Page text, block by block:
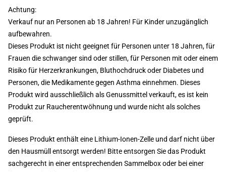
Achtung:
Verkauf nur an Personen ab 18 Jahren! Für Kinder unzugänglich
aufbewahren.
Dieses Produkt ist nicht geeignet für Personen unter 18 Jahren, für
Frauen die schwanger sind oder stillen, für Personen mit oder einem
Risiko für Herzerkrankungen, Bluthochdruck oder Diabetes und
Personen, die Medikamente gegen Asthma einnehmen. Dieses
Produkt wird ausschließlich als Genussmittel verkauft, es ist kein
Produkt zur Raucherentwöhnung und wurde nicht als solches
geprüft.
Dieses Produkt enthält eine Lithium-Ionen-Zelle und darf nicht über
den Hausmüll entsorgt werden! Bitte entsorgen Sie das Produkt
sachgerecht in einer entsprechenden Sammelbox oder bei einer